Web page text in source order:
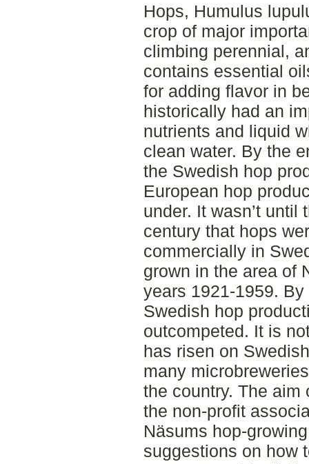
Hops, Humulus
crop of major
climbing perennial,
contains essential
for adding flavor in
historically had an
nutrients and liquid
clean water. By the
the Swedish hop
European hop
under. It wasn’t
century that hops
commercially in
grown in the area of
years 1921-1959. By
Swedish hop
outcompeted. It is
has risen on
many
the country. The
the non-profit
Näsums hop-
suggestions on how